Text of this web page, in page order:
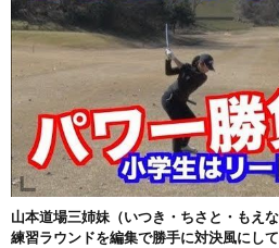
山本道場三姉妹（いつき・ちさと・もえ
練習ラウンドを編集で勝手に対決風にし